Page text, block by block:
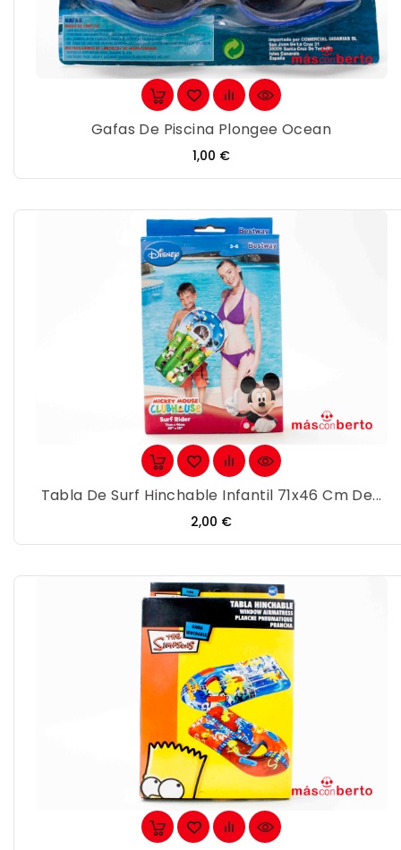
Gafas De Piscina Plongee Ocean
Precio
1,00 €
Tabla De Surf Hinchable Infantil 71x46 Cm De...
Precio
2,00 €